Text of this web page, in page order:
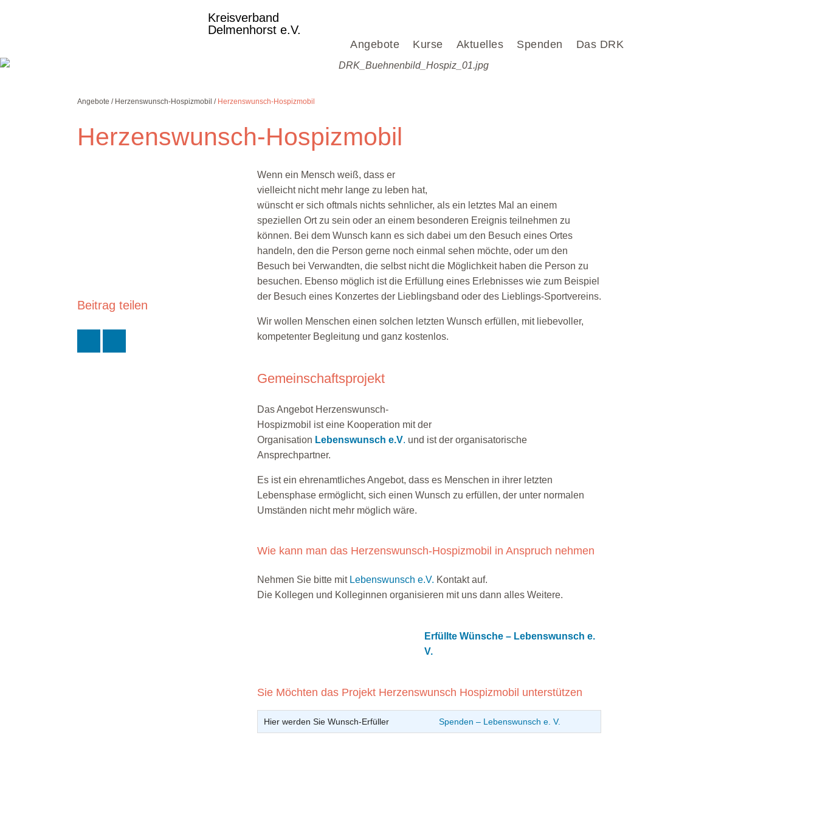
Angebote Kurse Aktuelles Spenden Das DRK
Kreisverband
Delmenhorst e.V.
Angebote Herzenswunsch-Hospizmobil Herzenswunsch-Hospizmobil
Herzenswunsch-Hospizmobil
florian.schulz(at)drk-
Wenn ein Mensch weiß, dass er
vielleicht nicht mehr lange zu leben hat,
wünscht er sich oftmals nichts sehnlicher, als ein letztes Mal an einem
speziellen Ort zu sein oder an einem besonderen Ereignis teilnehmen zu
können. Bei dem Wunsch kann es sich dabei um den Besuch eines Ortes
handeln, den die Person gerne noch einmal sehen möchte, oder um den
Besuch bei Verwandten, die selbst nicht die Möglichkeit haben die Person zu
besuchen. Ebenso möglich ist die Erfüllung eines Erlebnisses wie zum Beispiel
der Besuch eines Konzertes der Lieblingsband oder des Lieblings-Sportvereins.
Wir wollen Menschen einen solchen letzten Wunsch erfüllen, mit liebevoller,
kompetenter Begleitung und ganz kostenlos.
Gemeinschaftsprojekt
Das Angebot Herzenswunsch-
Hospizmobil ist eine Kooperation mit der
Organisation Lebenswunsch e.V. und ist der organisatorische
Ansprechpartner.
Es ist ein ehrenamtliches Angebot, dass es Menschen in ihrer letzten
Lebensphase ermöglicht, sich einen Wunsch zu erfüllen, der unter normalen
Umständen nicht mehr möglich wäre.
Wie kann man das Herzenswunsch-Hospizmobil in Anspruch nehmen
Nehmen Sie bitte mit Lebenswunsch e.V. Kontakt auf.
Die Kollegen und Kolleginnen organisieren mit uns dann alles Weitere.
Erfüllte Wünsche – Lebenswunsch e.
V.
Sie Möchten das Projekt Herzenswunsch Hospizmobil unterstützen
Hier werden Sie Wunsch-Erfüller Spenden – Lebenswunsch e. V.
Beitrag teilen